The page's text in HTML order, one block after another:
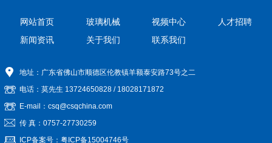
网站首页 玻璃机械 视频中心
人才招聘
新闻资讯
关于我们 联系我们
地址：广东省佛山市顺德区伦教镇羊额泰安路73号之二
电话：莫先生 13724650828/ 18028171872
E-mail：csq@csqchina.com
传 真：0757-27730259
ICP备案号： 粤ICP备15004746号